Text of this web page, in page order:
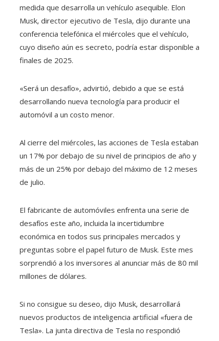
medida que desarrolla un vehículo asequible. Elon
Musk, director ejecutivo de Tesla, dijo durante una
conferencia telefónica el miércoles que el vehículo,
cuyo diseño aún es secreto, podría estar disponible a
finales de 2025.
«Será un desafío», advirtió, debido a que se está
desarrollando nueva tecnología para producir el
automóvil a un costo menor.
Al cierre del miércoles, las acciones de Tesla estaban
un 17% por debajo de su nivel de principios de año y
más de un 25% por debajo del máximo de 12 meses
de julio.
El fabricante de automóviles enfrenta una serie de
desafíos este año, incluida la incertidumbre
económica en todos sus principales mercados y
preguntas sobre el papel futuro de Musk. Este mes
sorprendió a los inversores al anunciar más de 80 mil
millones de dólares.
Si no consigue su deseo, dijo Musk, desarrollará
nuevos productos de inteligencia artificial «fuera de
Tesla». La junta directiva de Tesla no respondió